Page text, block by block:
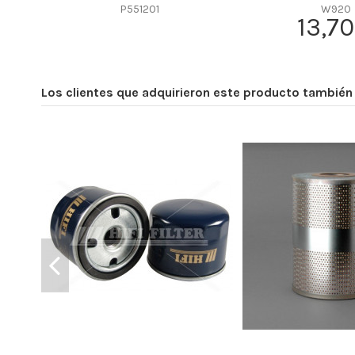
Efficiency Beta 2
Primary application
P551201 W920
Los clientes que adquirieron este producto